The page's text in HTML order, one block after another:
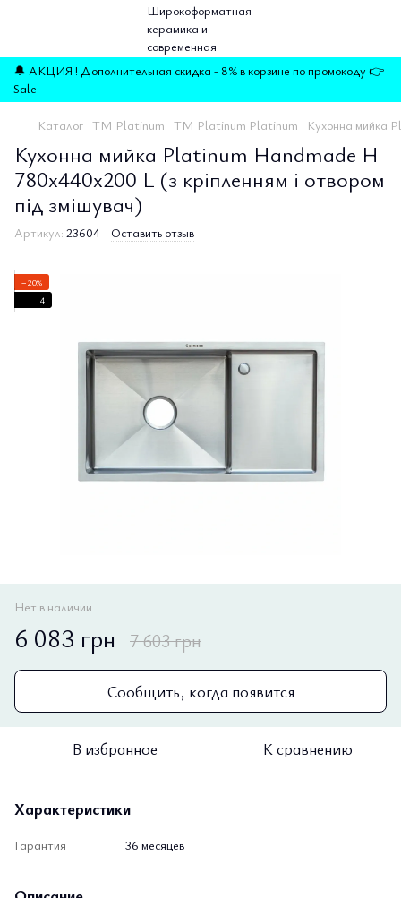
🔔 АКЦИЯ ! Дополнительная скидка - 8% в корзине по промокоду 👉
Sale
Каталог ТМ Platinum ТМ Platinum Platinum Кухонна мийка
Кухонна мийка Platinum Handmade Н
780х440х200 L (з кріпленням і отвором
під змішувач)
Артикул: 23604 Оставить отзыв
−20%
4
Нет в наличии
6 083 грн 7 603 грн
Сообщить, когда появится
В избранное К сравнению
Характеристики
Гарантия 36 месяцев